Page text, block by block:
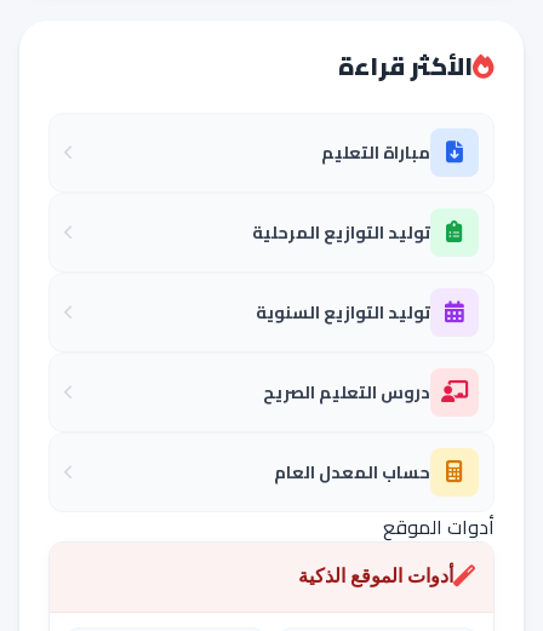
الأكثر قراءة
مباراة التعليم
توليد التوازيع المرحلية
توليد التوازيع السنوية
دروس التعليم الصريح
حساب المعدل العام
أدوات الموقع
أدوات الموقع الذكية